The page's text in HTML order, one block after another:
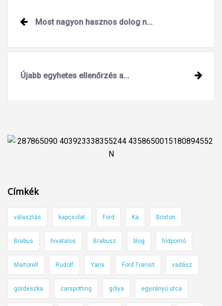
Post
navigation
Most nagyon hasznos dolog n...
Újabb egyhetes ellenőrzés a...
Címkék
választás kapcsolat Ford Ka Brixton
Brabus hivatalos Brabusz blog hídpornó
Martorell Rudolf Yaris Ford Transit vadász
gördeszka carspotting gólya egyirányú utca